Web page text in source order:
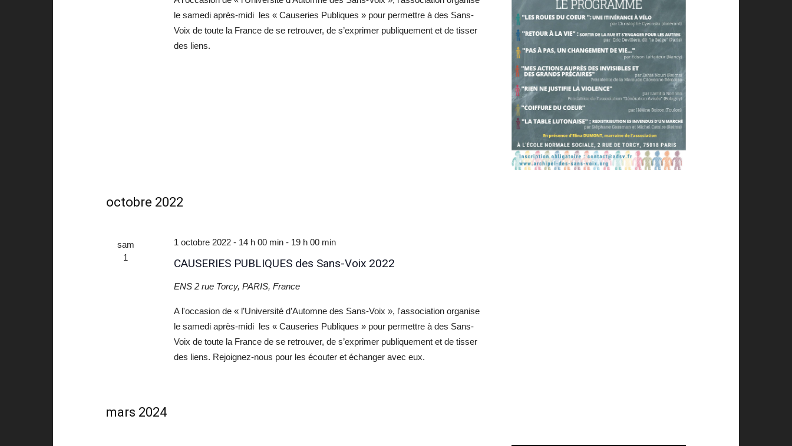
le samedi après-midi les « Causeries Publiques » pour permettre à des Sans-
Voix de toute la France de se retrouver, de s’exprimer publiquement et de tisser
des liens.
octobre 2022
sam
1
CAUSERIES PUBLIQUES des Sans-Voix 2022
1 octobre 2022 - 14 h 00 min- 19 h 00 min
ENS 2 rue Torcy, PARIS, France
A l'occasion de « l’Université d’Automne des Sans-Voix », l'association organise
le samedi après-midi les « Causeries Publiques » pour permettre à des Sans-
Voix de toute la France de se retrouver, de s’exprimer publiquement et de tisser
des liens. Rejoignez-nous pour les écouter et échanger avec eux.
mars 2024